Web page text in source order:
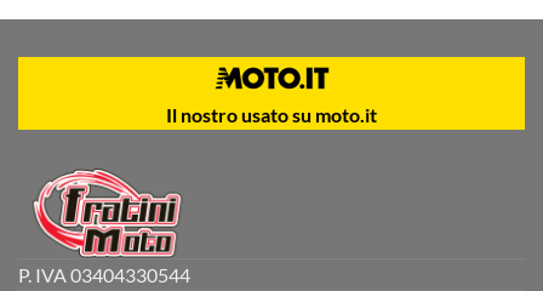
Il nostro usato su moto.it
P. IVA 03404330544